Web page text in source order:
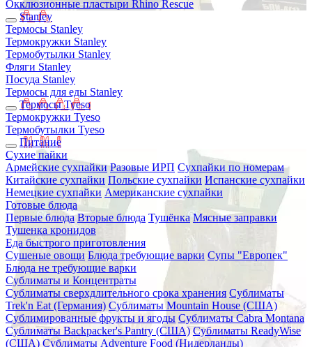
Окклюзионные пластыри Rhino Rescue
Stanley
Термосы Stanley
Термокружки Stanley
Термобутылки Stanley
Фляги Stanley
Посуда Stanley
Термосы для еды Stanley
Термосы Tyeso
Термокружки Tyeso
Термобутылки Tyeso
Питание
Сухие пайки
Армейские сухпайки Разовые ИРП Сухпайки по номерам
Китайские сухпайки Польские сухпайки Испанские сухпайки
Немецкие сухпайки Американские сухпайки
Готовые блюда
Первые блюда Вторые блюда Тушёнка Мясные заправки
Тушенка кронидов
Еда быстрого приготовления
Сушеные овощи Блюда требующие варки Супы "Европек"
Блюда не требующие варки
Сублиматы и Концентраты
Сублиматы сверхдлительного срока хранения Сублиматы
Trek'n Eat (Германия) Сублиматы Mountain House (США)
Сублимированные фрукты и ягоды Сублиматы Cabra Montana
Сублиматы Backpacker's Pantry (США) Сублиматы ReadyWise
(США) Сублиматы Adventure Food (Нидерланды)